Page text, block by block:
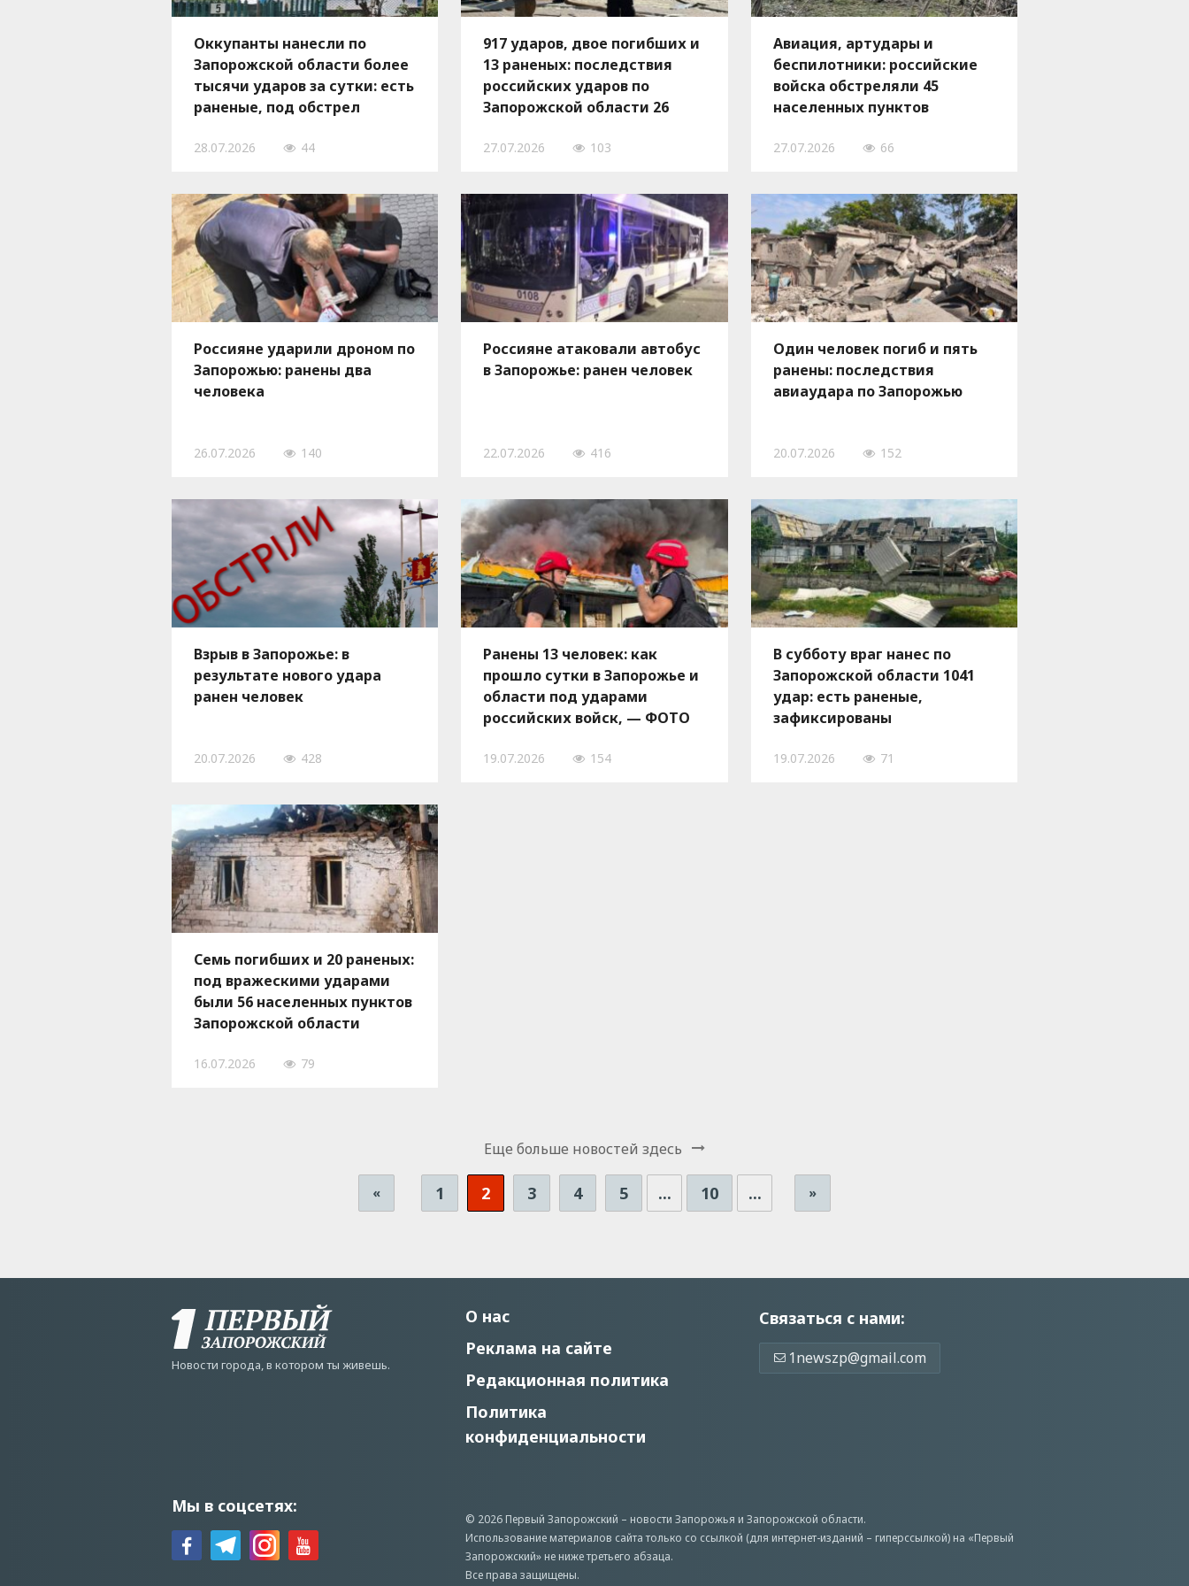
Оккупанты нанесли по
Запорожской области более
тысячи ударов за сутки: есть
раненые, под обстрел
сел
28.07.2026 44
917 ударов, двое погибших и
13 раненых: последствия
российских ударов по
Запорожской области 26
27.07.2026 103
Авиация, артудары и
беспилотники: российские
войска обстреляли 45
населенных пунктов
погибшие и пострадавшие
27.07.2026 66
Россияне ударили дроном по
Запорожью: ранены два
человека
26.07.2026 140
Россияне атаковали автобус
в Запорожье: ранен человек
22.07.2026 416
Один человек погиб и пять
ранены: последствия
авиаудара по Запорожью
20.07.2026 152
Взрыв в Запорожье: в
результате нового удара
ранен человек
20.07.2026 428
Ранены 13 человек: как
прошло сутки в Запорожье и
области под ударами
российских войск, — ФОТО
19.07.2026 154
В субботу враг нанес по
Запорожской области 1041
удар: есть раненые,
зафиксированы
19.07.2026 71
Семь погибших и 20 раненых:
под вражескими ударами
были 56 населенных пунктов
Запорожской области
16.07.2026 79
Еще больше новостей здесь
« 1 2 3 4 5 ... 10 ... »
Новости города, в котором ты живешь.
О нас
Реклама на сайте
Редакционная политика
Политика
конфиденциальности
Связаться с нами:
1newszp@gmail.com
Мы в соцсетях:
© 2026 Первый Запорожский – новости Запорожья и Запорожской области.
Использование материалов сайта только со ссылкой (для интернет-изданий – гиперссылкой) на «Первый
Запорожский» не ниже третьего абзаца.
Все права защищены.